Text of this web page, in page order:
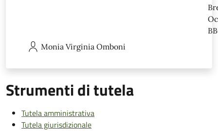
Monia Virginia Omboni
Strumenti di tutela
Tutela amministrativa
Tutela giurisdizionale